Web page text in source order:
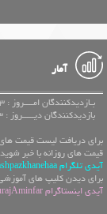
آمار
بـازدیدکنندگان امــــروز : 3653 نفر
بازدیدکنندگان دیـــــروز : 3463 نفر
برای دریافت لیست قیمت
قیمت های روزانه با خبر
آیدی تلگرام ashpazkhanehaa
برای دیدن کلیپ های آموزشی
آیدی اینستاگرام TourajAminfar